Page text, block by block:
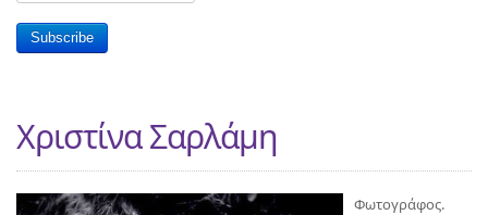
Subscribe
Χριστίνα Σαρλάμη
Φωτογράφος.